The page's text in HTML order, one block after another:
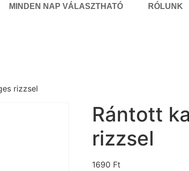
MINDEN NAP VÁLASZTHATÓ RÓLUNK
rizzsel
Rántott
rizzsel
1690 Ft